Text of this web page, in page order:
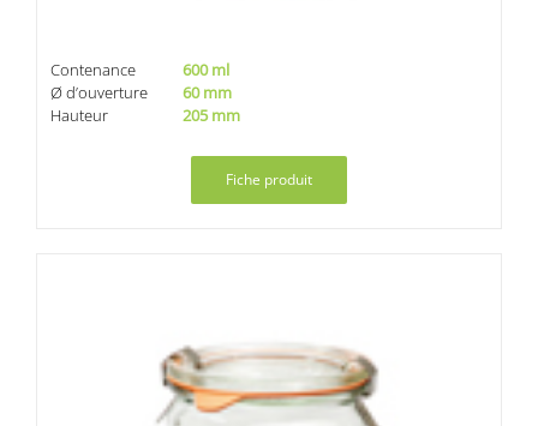
Contenance
600 ml
Ø d’ouverture
60 mm
Hauteur
205 mm
Fiche produit